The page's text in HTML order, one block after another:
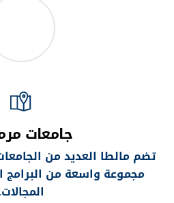
جامعات
تضم مالطا العديد من
مجموعة واسعة من
المجالات